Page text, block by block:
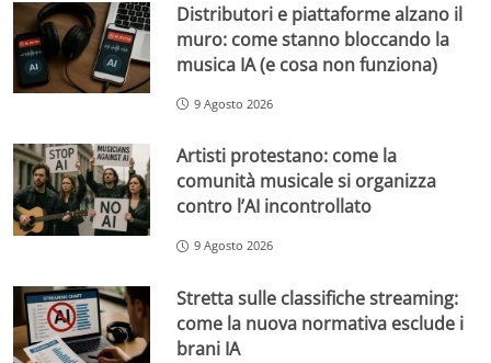
Distributori e piattaforme alzano il
muro: come stanno bloccando la
musica IA (e cosa non funziona)
9 Agosto 2026
Artisti protestano: come la
comunità musicale si organizza
contro l’AI incontrollato
9 Agosto 2026
Stretta sulle classifiche streaming:
come la nuova normativa esclude i
brani IA